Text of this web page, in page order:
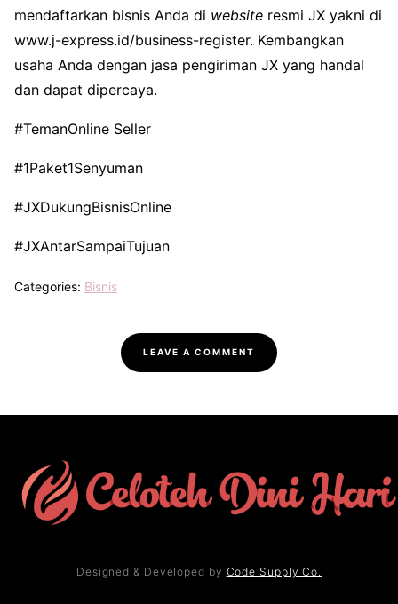
mendaftarkan bisnis Anda di website resmi JX yakni di
www.j-express.id/business-register. Kembangkan
usaha Anda dengan jasa pengiriman JX yang handal
dan dapat dipercaya.
#TemanOnline Seller
#1Paket1Senyuman
#JXDukungBisnisOnline
#JXAntarSampaiTujuan
Categories: Bisnis
LEAVE A COMMENT
Designed & Developed by Code Supply Co.